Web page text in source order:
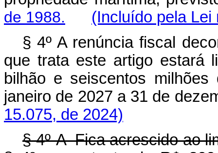
de 1988.
(Incluído pela Lei
§ 4º A renúncia fiscal
que trata este artigo estará
bilhão e seiscentos
janeiro de 2027 a 31 de
15.075, de 2024)
§ 4º-A Fica acrescido ao